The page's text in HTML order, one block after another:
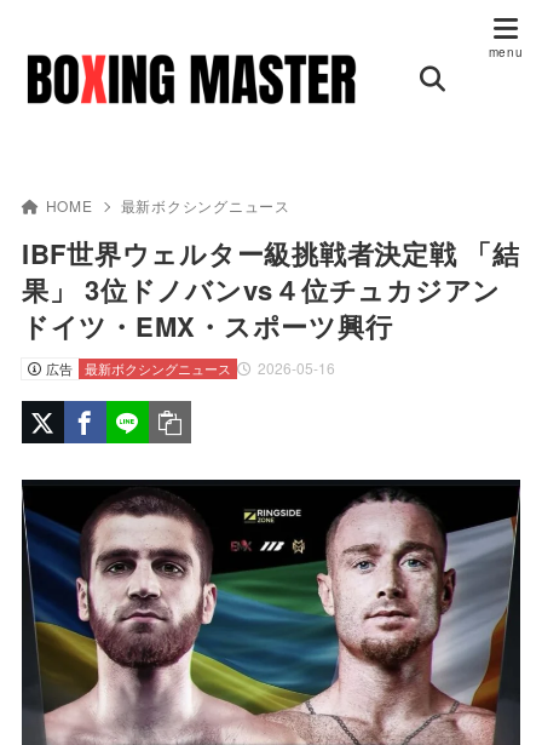
HOME 最新ボクシングニュース
IBF世界ウェルター級挑戦者決定戦 「結
果」 3位ドノバンvs４位チュカジアン
ドイツ・EMX・スポーツ興行
広告 2026-05-16
最新ボクシングニュース